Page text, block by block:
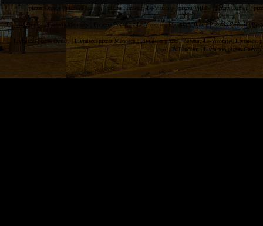
pizzas Ormoy | pizzas Mennecy | pizzas Fontenay-Le-Vicomte | pizzas Villabe | pizzas Corbeil |
Pizzeria Ormoy | Pizzeria Mennecy | Pizzeria Fontenay-Le-Vicomte |Pizzeria Villabe |Pizzeria Corbeil |
Livraison pizzas Ormoy | Livraison pizzas Mennecy |Livraison pizzas Fontenay-Le-Vicomte | Livraison
Ballancourt | Livraison pizzas